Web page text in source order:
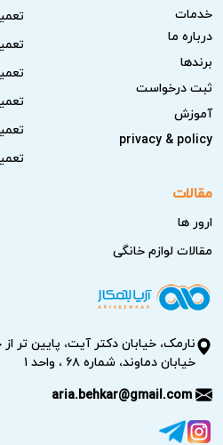
خدمات
درباره ما
برندها
ثبت درخواست
آموزش
privacy & policy
مقالات
ارور ها
مقالات لوازم خانگی
نارمک، خیابان دکتر آیت، پایین تر
خیابان دماوند، شماره ۶۸ ، واحد ۱
aria.behkar@gmail.com